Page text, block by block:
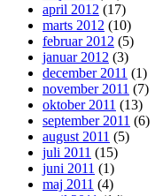
april 2012 (17)
marts 2012 (10)
februar 2012 (5)
januar 2012 (3)
december 2011 (1)
november 2011 (7)
oktober 2011 (13)
september 2011 (6)
august 2011 (5)
juli 2011 (15)
juni 2011 (1)
maj 2011 (4)